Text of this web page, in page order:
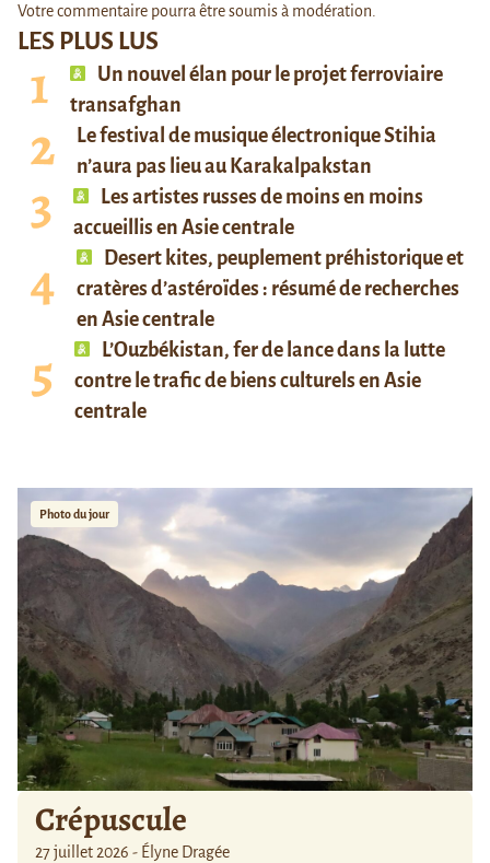
LES PLUS LUS
Un nouvel élan pour le projet ferroviaire
transafghan
Le festival de musique électronique Stihia
n’aura pas lieu au Karakalpakstan
Les artistes russes de moins en moins
accueillis en Asie centrale
Desert kites, peuplement préhistorique et
cratères d’astéroïdes : résumé de recherches
en Asie centrale
L’Ouzbékistan, fer de lance dans la lutte
contre le trafic de biens culturels en Asie
centrale
Photo du jour
Crépuscule
27 juillet 2026 - Élyne Dragée
Votre commentaire pourra être soumis à modération.